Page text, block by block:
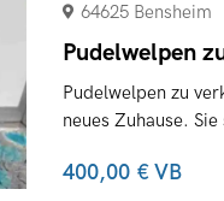
64625 Bensheim
Pudelwelpen
Pudelwelpen zu
neues Zuhause.
400,00 €VB